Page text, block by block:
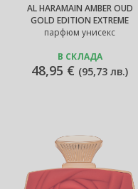
AL HARAMAIN AMBER OUD
GOLD EDITION EXTREME
парфюм унисекс
В СКЛАДА
48,95 € (95,73 лв.)